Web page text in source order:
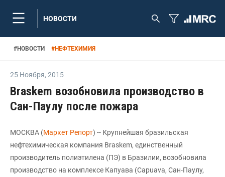
НОВОСТИ
#НОВОСТИ #НЕФТЕХИМИЯ
25 Ноября, 2015
Braskem возобновила производство в
Сан-Паулу после пожара
МОСКВА (Маркет Репорт) -- Крупнейшая бразильская
нефтехимическая компания Braskem, единственный
производитель полиэтилена (ПЭ) в Бразилии, возобновила
производство на комплексе Капуава (Capuava, Сан-Паулу,